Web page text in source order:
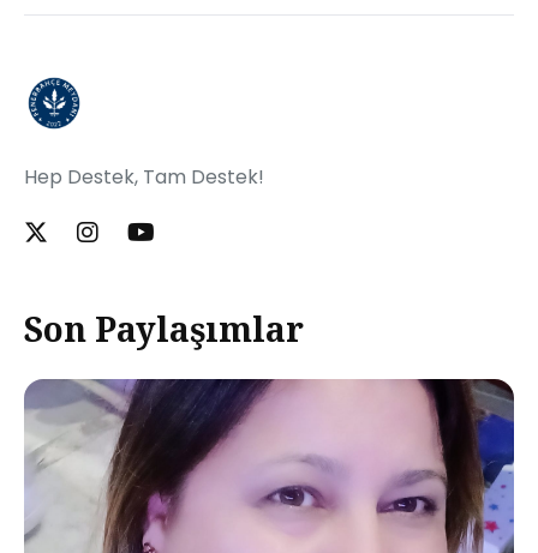
Hep Destek, Tam Destek!
Son Paylaşımlar